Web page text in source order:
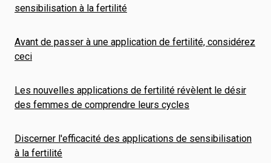
sensibilisation à la fertilité
Avant de passer à une application de fertilité, considérez
ceci
Les nouvelles applications de fertilité révèlent le désir
des femmes de comprendre leurs cycles
Discerner l'efficacité des applications de sensibilisation
à la fertilité